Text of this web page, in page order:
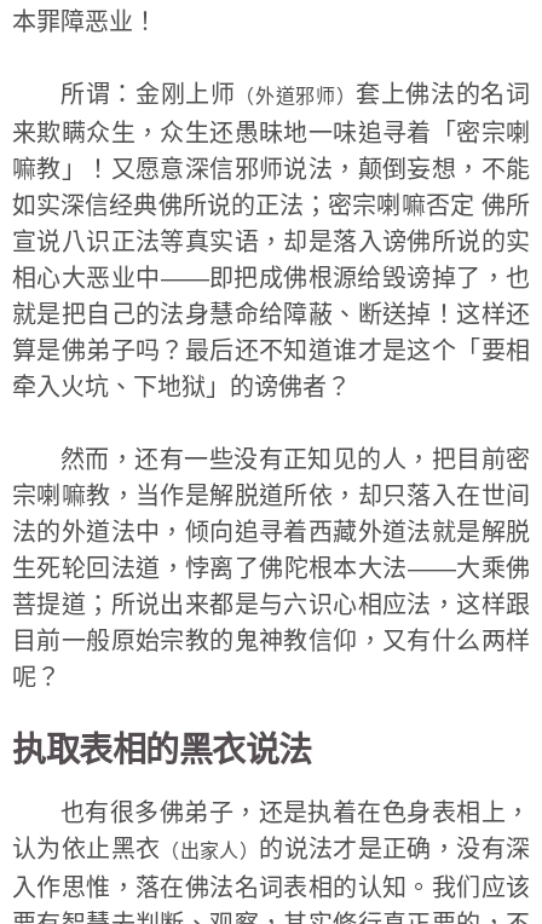
本罪障恶业！
所谓：金刚上师 （外道邪师） 套上佛法的名词
来欺瞒众生，众生还愚昧地一味追寻着「密宗喇
嘛教」！又愿意深信邪师说法，颠倒妄想，不能
如实深信经典佛所说的正法；密宗喇嘛否定 佛所
宣说八识正法等真实语，却是落入谤佛所说的实
相心大恶业中——即把成佛根源给毁谤掉了，也
就是把自己的法身慧命给障蔽、断送掉！这样还
算是佛弟子吗？最后还不知道谁才是这个「要相
牵入火坑、下地狱」的谤佛者？
然而，还有一些没有正知见的人，把目前密
宗喇嘛教，当作是解脱道所依，却只落入在世间
法的外道法中，倾向追寻着西藏外道法就是解脱
生死轮回法道，悖离了佛陀根本大法——大乘佛
菩提道；所说出来都是与六识心相应法，这样跟
目前一般原始宗教的鬼神教信仰，又有什么两样
呢？
执取表相的黑衣说法
也有很多佛弟子，还是执着在色身表相上，
认为依止黑衣 （出家人） 的说法才是正确，没有深
入作思惟，落在佛法名词表相的认知。我们应该